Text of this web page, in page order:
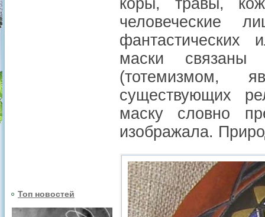
Топ новостей
коры, травы,
человеческие
фантастических
маски связаны
(тотемизмом,
существующих
маску словно
изображала.